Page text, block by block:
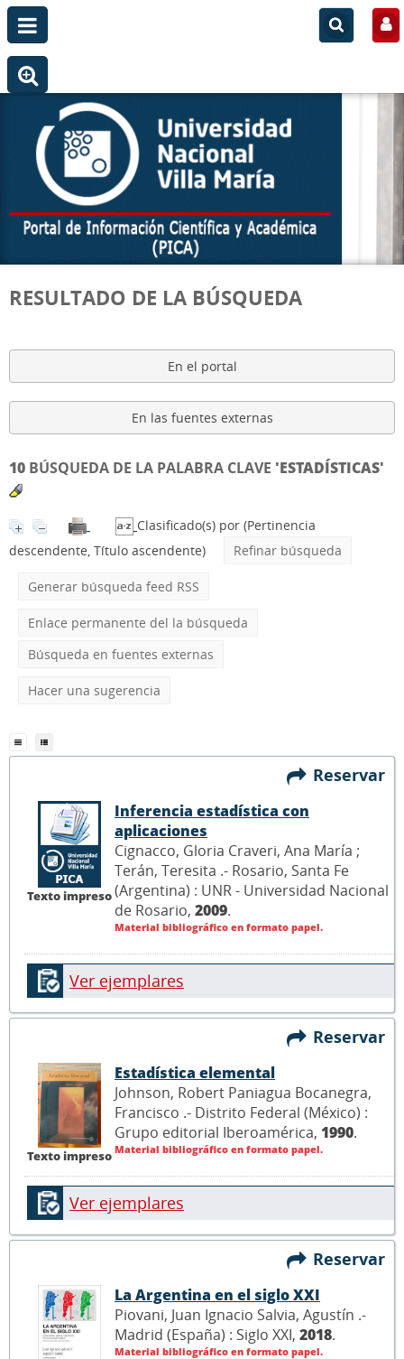
RESULTADO DE LA BÚSQUEDA
En el portal
En las fuentes externas
10 BÚSQUEDA DE LA PALABRA CLAVE 'ESTADÍSTICAS'
Clasificado(s) por (Pertinencia
descendente, Título ascendente)
Refinar búsqueda
Generar búsqueda feed RSS
Enlace permanente del la búsqueda
Búsqueda en fuentes externas
Hacer una sugerencia
Reservar
Texto impreso
Inferencia estadística con
aplicaciones
Cignacco, Gloria Craveri, Ana María ;
Terán, Teresita .- Rosario, Santa Fe
(Argentina) : UNR - Universidad Nacional
de Rosario, 2009.
Material bibliográfico en formato papel.
Ver ejemplares
Reservar
Texto impreso
Estadística elemental
Johnson, Robert Paniagua Bocanegra,
Francisco .- Distrito Federal (México) :
Grupo editorial Iberoamérica, 1990.
Material bibliográfico en formato papel.
Ver ejemplares
Reservar
La Argentina en el siglo XXI
Piovani, Juan Ignacio Salvia, Agustín .-
Madrid (España) : Siglo XXI, 2018.
Material bibliográfico en formato papel.